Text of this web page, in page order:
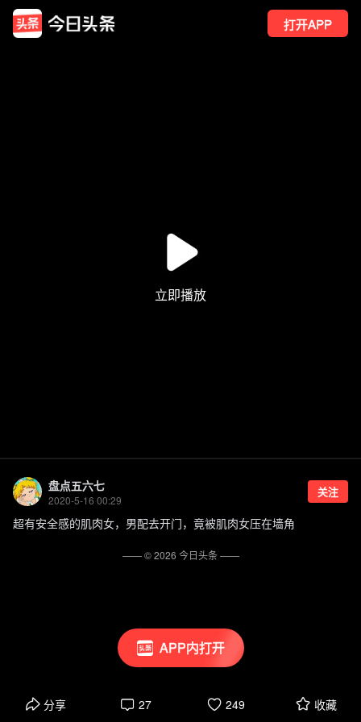
打开APP
APP内打开
盘点五六七
2020-5-16 00:29
关注
超有安全感的肌肉女，男配去开门，竟被肌肉女压在墙角
分享 27 249 收藏
—— ©2026 今日头条——